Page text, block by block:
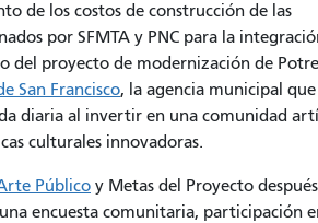
de los costos de construcción de las
por SFMTA y PNC para la
del proyecto de modernización de
San Francisco, la agencia municipal que
diaria al invertir en una comunidad
culturales innovadoras.
Público y Metas del Proyecto
encuesta comunitaria, participación